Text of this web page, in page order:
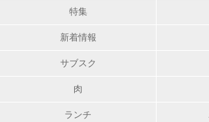
特集
新着情報
サブスク
肉
ランチ